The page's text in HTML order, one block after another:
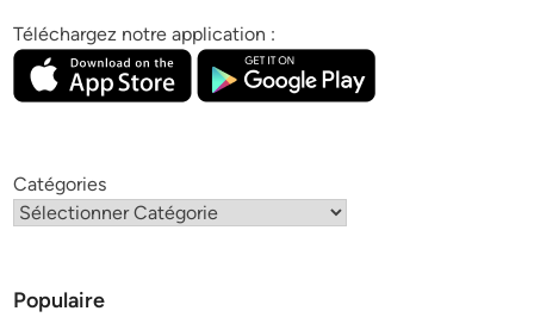
Téléchargez notre application :
Catégories
Populaire